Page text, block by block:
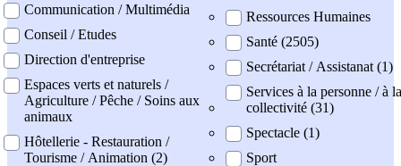
Communication / Multimédia
Conseil / Etudes
Direction d'entreprise
Espaces verts et naturels /
Agriculture / Pêche / Soins aux
animaux
Hôtellerie - Restauration /
Tourisme / Animation (2)
Ressources Humaines
Santé (2505)
Secrétariat / Assistanat (1)
Services à la personne / à la
collectivité (31)
Spectacle (1)
Sport